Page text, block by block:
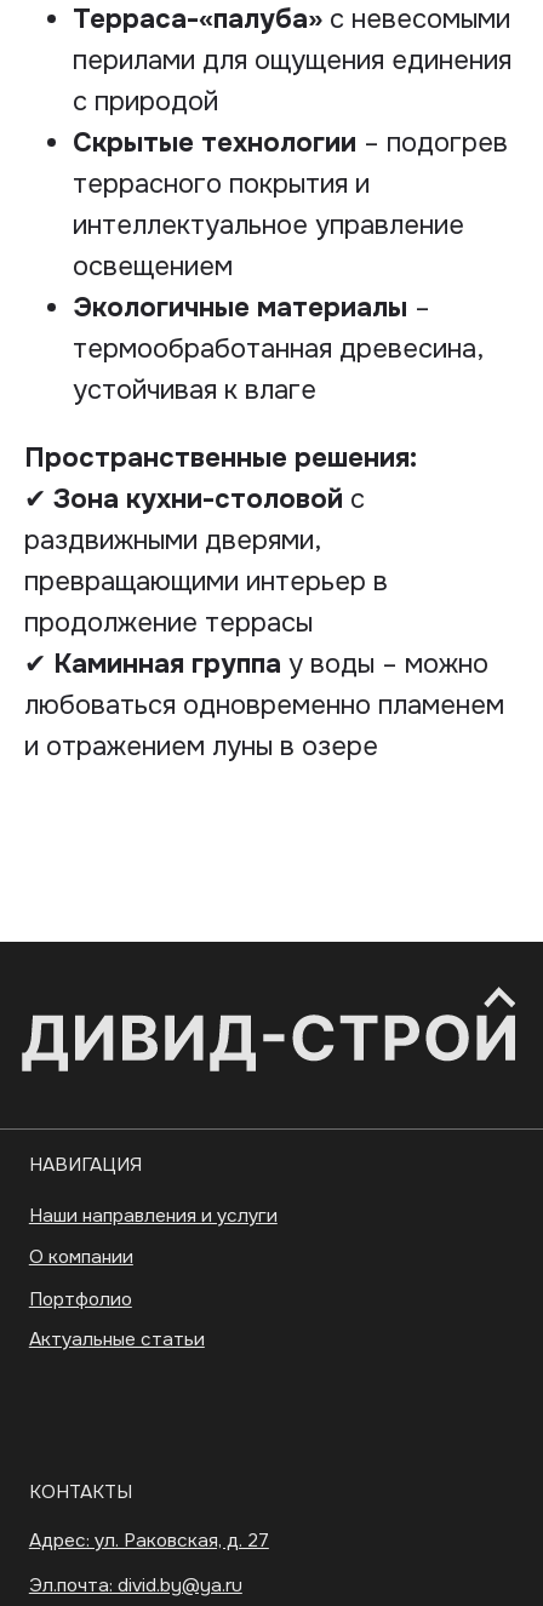
Терраса-«палуба» с невесомыми
перилами для ощущения единения
с природой
Скрытые технологии – подогрев
террасного покрытия и
интеллектуальное управление
освещением
Экологичные материалы –
термообработанная древесина,
устойчивая к влаге
Пространственные решения:
✔ Зона кухни-столовой с
раздвижными дверями,
превращающими интерьер в
продолжение террасы
✔ Каминная группа у воды – можно
любоваться одновременно пламенем
и отражением луны в озере
НАВИГАЦИЯ
КОНТАКТЫ
Наши направления и услуги
Портфолио
Актуальные статьи
Адрес: ул. Раковская, д. 27
Эл.почта: divid.by@ya.ru
Телефон: +375 (29) 332-19-20
TELEGRAM WHATSAPP
INSTAGRAM